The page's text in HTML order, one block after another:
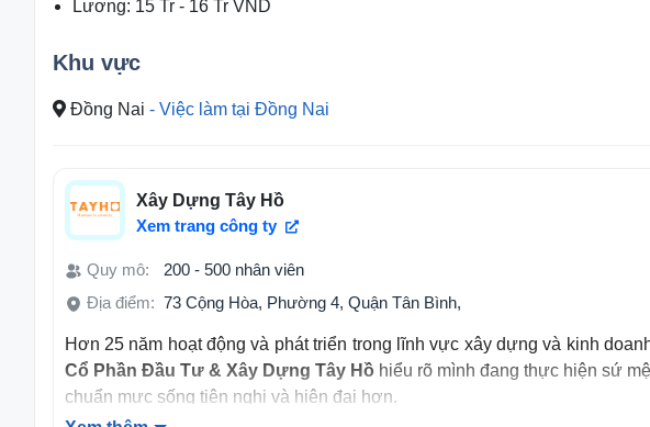
Lương: 15 Tr- 16 Tr VND
Khu vực
Đồng Nai - Việc làm tại Đồng Nai
Xây Dựng Tây Hồ
Xem trang công ty
Quy mô:
200 - 500 nhân viên
Địa điểm: 73 Cộng Hòa, Phường 4, Quận Tân Bình,
Hơn 25 năm hoạt động và phát triển trong lĩnh vực xây dựng và kinh
Cổ Phần Đầu Tư & Xây Dựng Tây Hồ hiểu rõ mình đang thực hiện sứ
chuẩn mực sống tiện nghi và hiện đại hơn.